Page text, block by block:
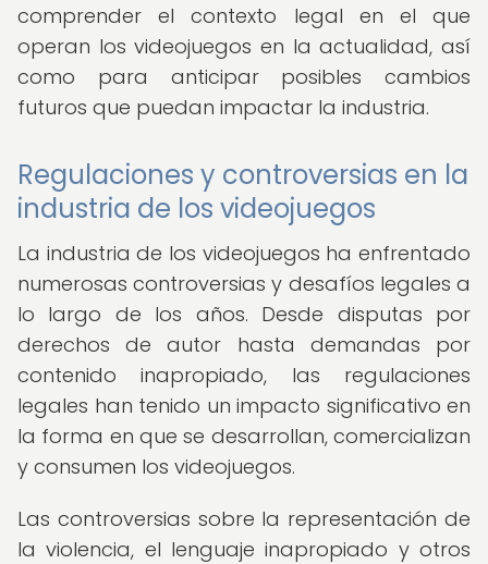
comprender el contexto legal en el que
operan los videojuegos en la actualidad, así
como para anticipar posibles cambios
futuros que puedan impactar la industria.
Regulaciones y controversias en la
industria de los videojuegos
La industria de los videojuegos ha enfrentado
numerosas controversias y desafíos legales a
lo largo de los años. Desde disputas por
derechos de autor hasta demandas por
contenido inapropiado, las regulaciones
legales han tenido un impacto significativo en
la forma en que se desarrollan, comercializan
y consumen los videojuegos.
Las controversias sobre la representación de
la violencia, el lenguaje inapropiado y otros